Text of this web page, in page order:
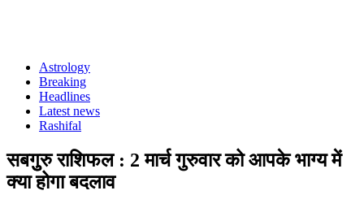
Astrology
Breaking
Headlines
Latest news
Rashifal
सबगुुरु राशिफल : 2 मार्च गुरुवार को आपके भाग्य में
क्या होगा बदलाव